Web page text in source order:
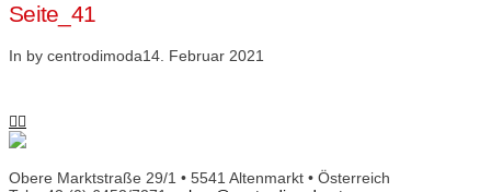
Seite_41
In by centrodimoda14. Februar 2021
Obere Marktstraße 29/1 • 5541 Altenmarkt • Österreich